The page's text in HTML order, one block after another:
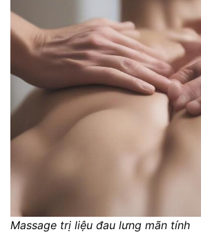
Massage trị liệu đau lưng mãn tính